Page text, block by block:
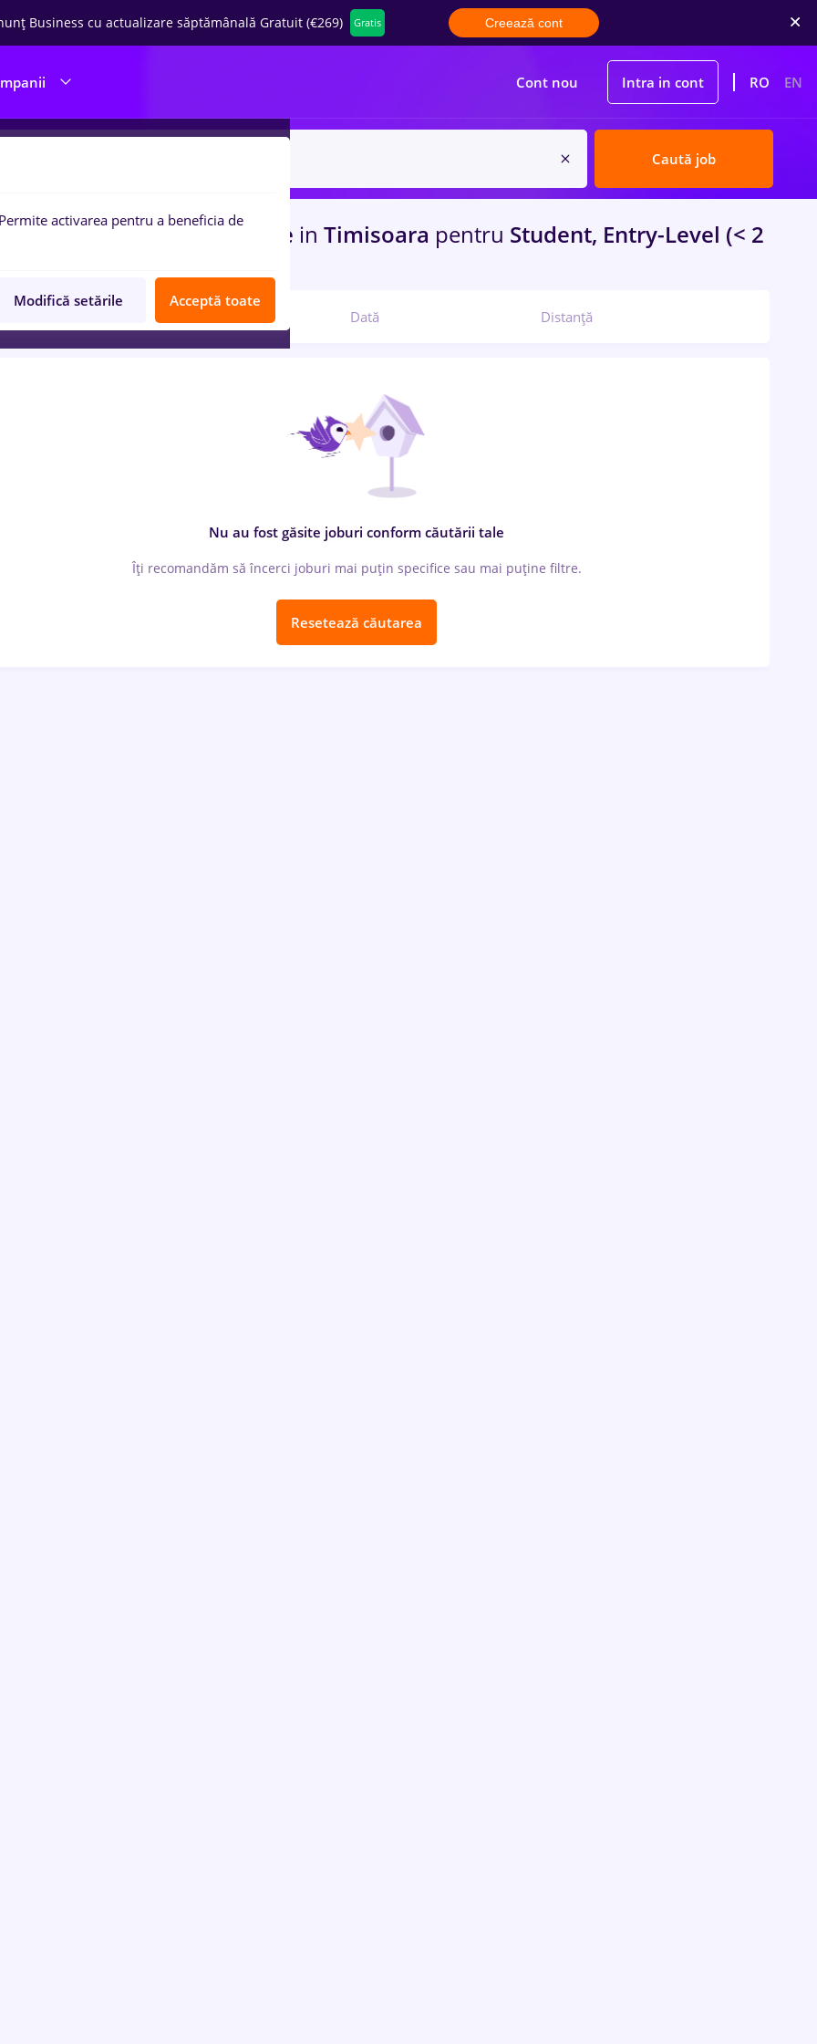
Business cu actualizare săptămânală Gratuit (€269) Gratis Creează cont
Cont nou Intra in cont RO EN
Caută job
de muncaarobs, Full time in Timisoara pentru Student, Entry-Level (< 2
Relevanță Dată Distanță
Nu au fost găsite joburi conform căutării tale
Îți recomandăm să încerci joburi mai puțin specifice sau mai puține filtre.
Resetează căutarea
Permite activarea pentru a beneficia de
Modifică setările Acceptă toate